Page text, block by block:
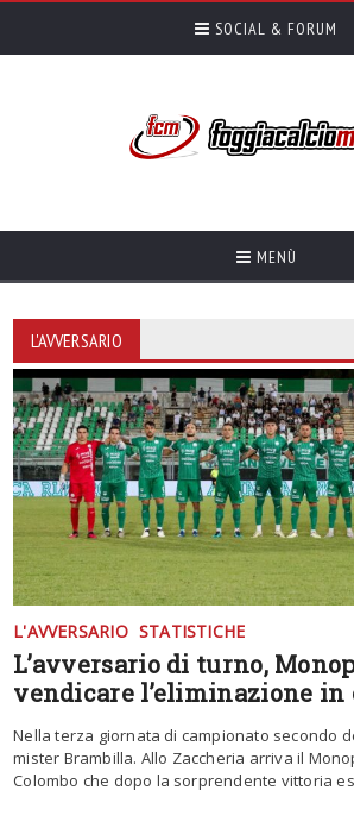
SOCIAL & FORUM
MENÙ
L'AVVERSARIO
L'AVVERSARIO STATISTICHE
L’avversario di turno,
vendicare l’eliminazione in
Nella terza giornata di campionato secondo
mister Brambilla. Allo Zaccheria arriva il
Colombo che dopo la sorprendente vittoria